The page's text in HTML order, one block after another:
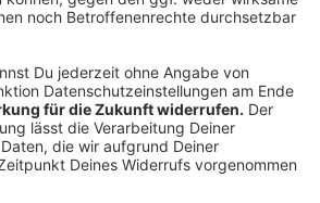
Infos für Fans